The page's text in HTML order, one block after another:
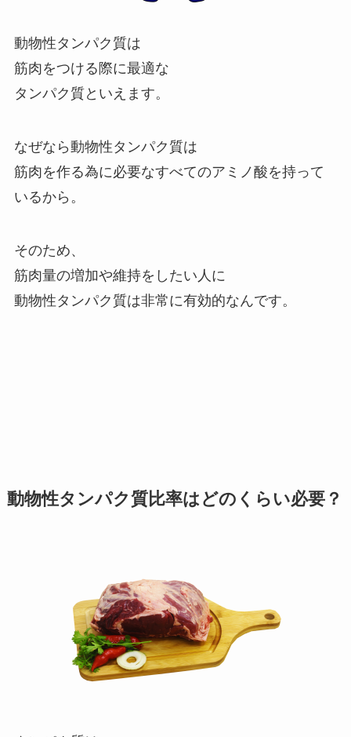
動物性タンパク質は
筋肉をつける際に最適な
タンパク質といえます。
なぜなら動物性タンパク質は
筋肉を作る為に必要なすべてのアミノ酸を持って
いるから。
そのため、
筋肉量の増加や維持をしたい人に
動物性タンパク質は非常に有効的なんです。
動物性タンパク質比率はどのくらい必要？